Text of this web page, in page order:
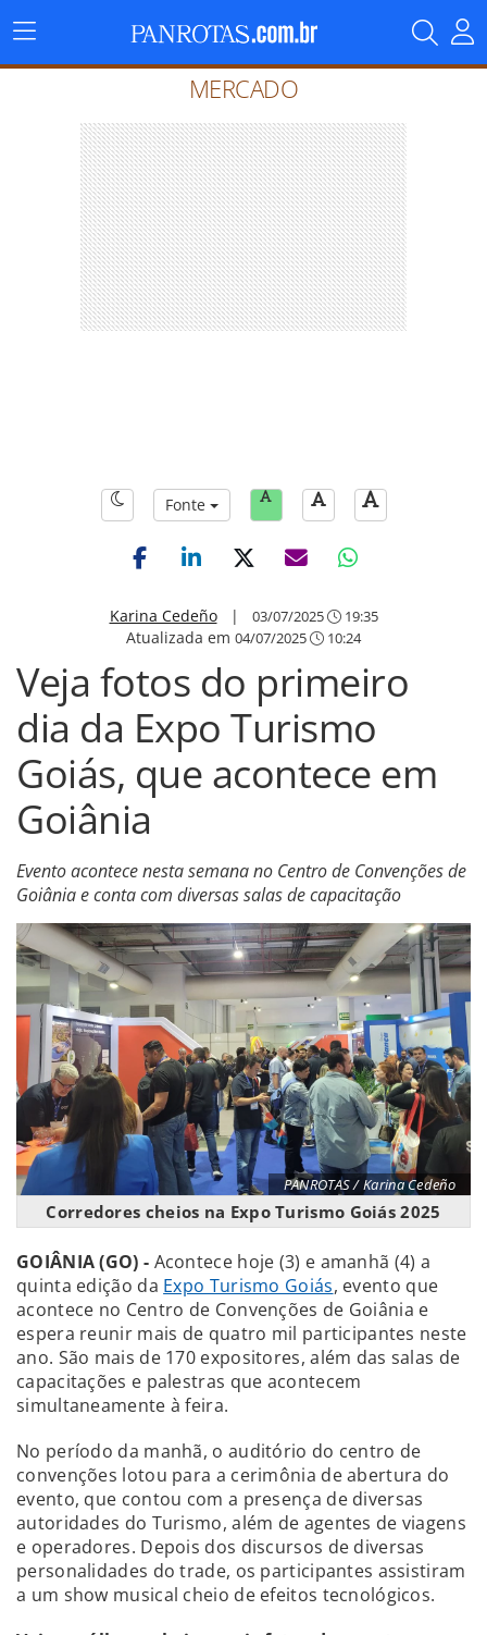
Menu
Principal
MERCADO
Fonte
Karina Cedeño| 03/07/2025 19:35
Atualizada em 04/07/2025 10:24
Veja fotos do primeiro
dia da Expo Turismo
Goiás, que acontece em
Goiânia
Evento acontece nesta semana no Centro de Convenções de
Goiânia e conta com diversas salas de capacitação
PANROTAS / Karina Cedeño
Corredores cheios na Expo Turismo Goiás 2025
GOIÂNIA (GO) - Acontece hoje (3) e amanhã (4) a
quinta edição da Expo Turismo Goiás, evento que
acontece no Centro de Convenções de Goiânia e
espera reunir mais de quatro mil participantes neste
ano. São mais de 170 expositores, além das salas de
capacitações e palestras que acontecem
simultaneamente à feira.
No período da manhã, o auditório do centro de
convenções lotou para a cerimônia de abertura do
evento, que contou com a presença de diversas
autoridades do Turismo, além de agentes de viagens
e operadores. Depois dos discursos de diversas
personalidades do trade, os participantes assistiram
a um show musical cheio de efeitos tecnológicos.